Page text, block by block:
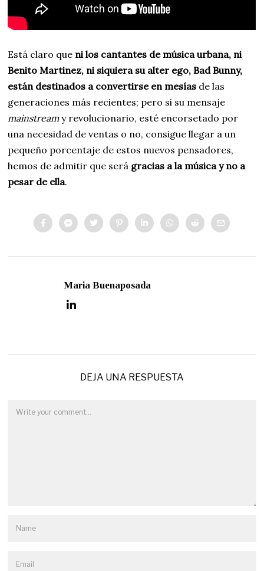
Está claro que ni los cantantes de música urbana, ni
Benito Martinez, ni siquiera su alter ego, Bad Bunny,
están destinados a convertirse en mesías de las
generaciones más recientes; pero si su mensaje
mainstreamy revolucionario, esté encorsetado por
una necesidad de ventas o no, consigue llegar a un
pequeño porcentaje de estos nuevos pensadores,
hemos de admitir que será gracias a la música y no a
pesar de ella.
Maria Buenaposada
DEJA UNA RESPUESTA